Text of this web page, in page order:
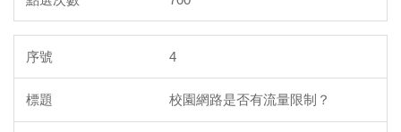
4
校園網路是否有流量限制？